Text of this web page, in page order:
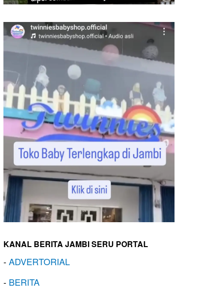
KANAL BERITA JAMBI SERU PORTAL
-ADVERTORIAL
- BERITA